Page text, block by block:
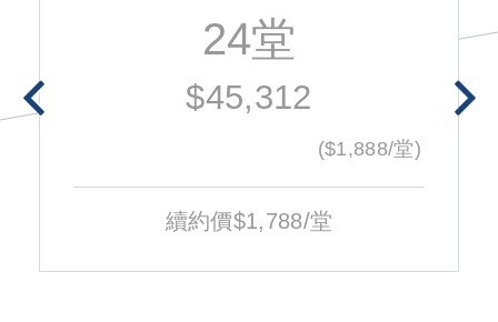
24堂
$45,312
($1,888/堂)
續約價$1,788/堂